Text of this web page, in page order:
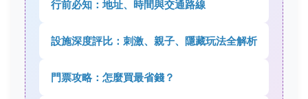
行前必知：地址、時間與交通路線
設施深度評比：刺激、親子、隱藏玩法全解析
門票攻略：怎麼買最省錢？